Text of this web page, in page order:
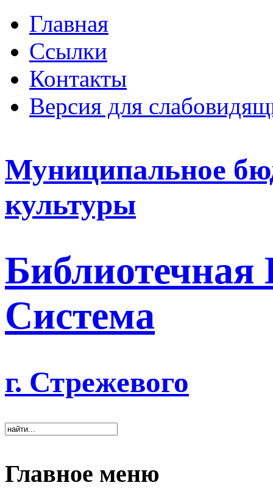
Главная
Ссылки
Контакты
Версия для
Муниципальное
культуры
Система
г. Стрежевого
Главное меню